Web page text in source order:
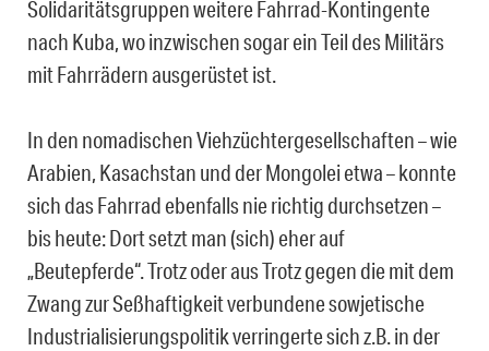
Solidaritätsgruppen weitere Fahrrad-Kontingente
nach Kuba, wo inzwischen sogar ein Teil des Militärs
mit Fahrrädern ausgerüstet ist.
In den nomadischen Viehzüchtergesellschaften – wie
Arabien, Kasachstan und der Mongolei etwa – konnte
sich das Fahrrad ebenfalls nie richtig durchsetzen –
bis heute: Dort setzt man (sich) eher auf
„Beutepferde“. Trotz oder aus Trotz gegen die mit dem
Zwang zur Seßhaftigkeit verbundene sowjetische
Industrialisierungspolitik verringerte sich z.B. in der